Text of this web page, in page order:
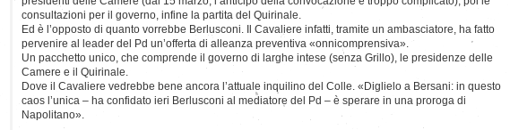
consultazioni per il governo, infine la partita del Quirinale.
Ed è l’opposto di quanto vorrebbe Berlusconi. Il Cavaliere infatti, tramite un ambasciatore, ha fatto
pervenire al leader del Pd un’offerta di alleanza preventiva «onnicomprensiva».
Un pacchetto unico, che comprende il governo di larghe intese (senza Grillo), le presidenze delle
Camere e il Quirinale.
Dove il Cavaliere vedrebbe bene ancora l’attuale inquilino del Colle. «Diglielo a Bersani: in questo
caos l’unica – ha confidato ieri Berlusconi al mediatore del Pd – è sperare in una proroga di
Napolitano».